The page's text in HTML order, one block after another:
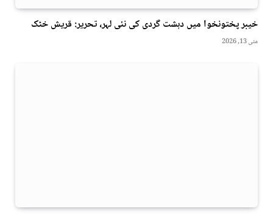
خیبر پختونخوا میں دہشت گردی کی نئی لہر، تحریر: قریش خٹک
مئی 13, 2026